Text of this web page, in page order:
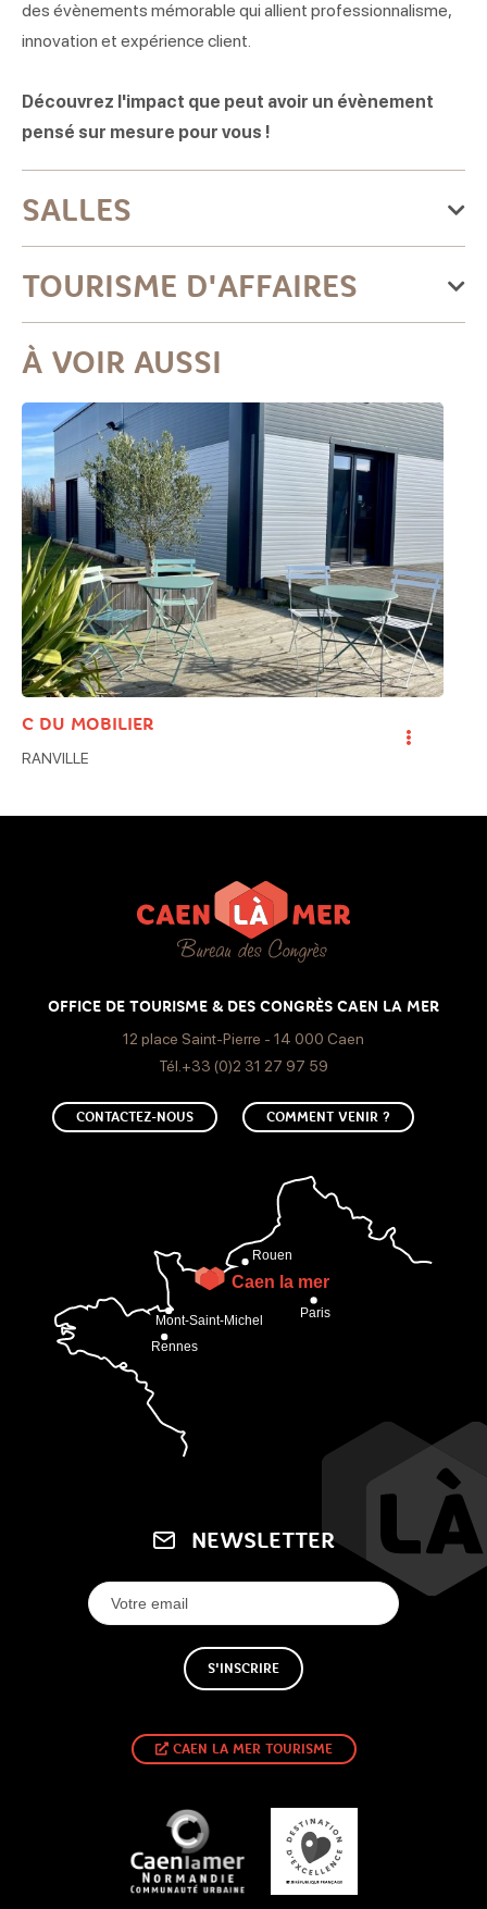
des évènements mémorable qui allient professionnalisme,
innovation et expérience client.
Découvrez l'impact que peut avoir un évènement
pensé sur mesure pour vous !
SALLES
Nom
L'espace C
TOURISME D'AFFAIRES
1 salle(s) de réunion
Type d'évenement
Réunion, séminaire
Équipements des salles
Ecran WIFI
À VOIR AUSSI
C DU MOBILIER
RANVILLE
OFFICE DE TOURISME & DES CONGRÈS CAEN LA MER
12 place Saint-Pierre - 14 000 Caen
Tél.+33 (0)2 31 27 97 59
CONTACTEZ-NOUS COMMENT VENIR ?
NEWSLETTER
S'INSCRIRE
CAEN LA MER TOURISME